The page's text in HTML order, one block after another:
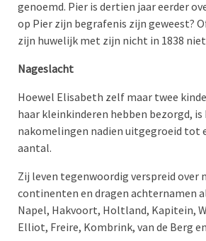
genoemd. Pier is dertien jaar eerder
op Pier zijn begrafenis zijn geweest?
zijn huwelijk met zijn nicht in 1838
Nageslacht
Hoewel Elisabeth zelf maar twee
haar kleinkinderen hebben bezorgd,
nakomelingen nadien uitgegroeid tot
aantal.
Zij leven tegenwoordig verspreid over
continenten en dragen achternamen
Napel, Hakvoort, Holtland, Kapitein,
Elliot, Freire, Kombrink, van de Berg